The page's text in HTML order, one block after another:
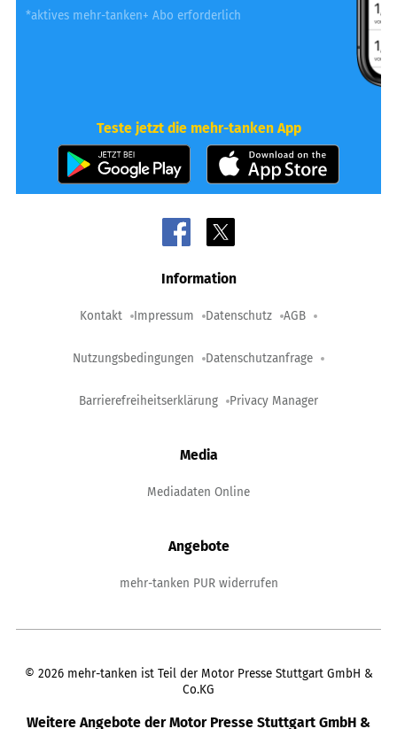
*aktives mehr-tanken+ Abo erforderlich
Teste jetzt die mehr-tanken App
Information
Kontakt Impressum Datenschutz AGB
Nutzungsbedingungen Datenschutzanfrage
Barrierefreiheitserklärung Privacy Manager
Media
Mediadaten Online
Angebote
mehr-tanken PUR widerrufen
© 2026 mehr-tanken ist Teil der Motor Presse Stuttgart GmbH &
Co.KG
Weitere Angebote der Motor Presse Stuttgart GmbH &